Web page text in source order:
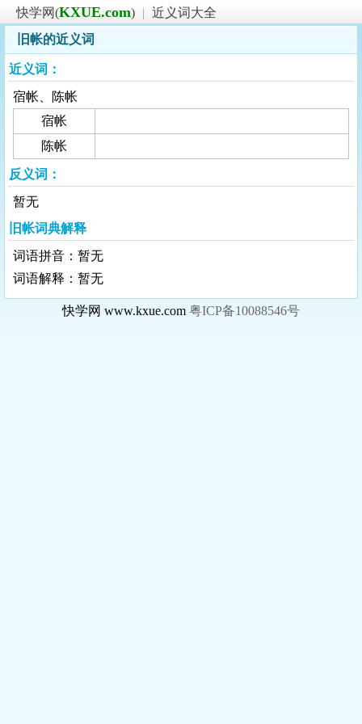
快学网(KXUE.com) | 近义词大全
旧帐的近义词
近义词：
宿帐、陈帐
宿帐
陈帐
反义词：
暂无
旧帐词典解释
词语拼音：暂无
词语解释：暂无
快学网 www.kxue.com 粤ICP备10088546号